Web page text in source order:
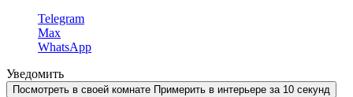
Telegram
Max
WhatsApp
Уведомить
Посмотреть в своей комнате Примерить в интерьере за 10 секунд